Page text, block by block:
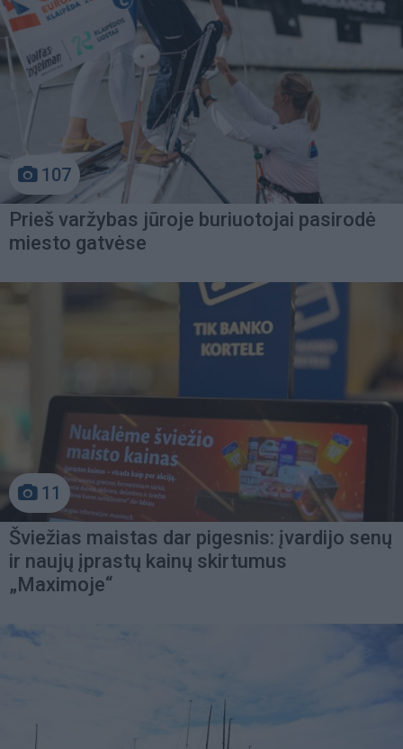
107
Prieš varžybas jūroje buriuotojai pasirodė
miesto gatvėse
11
Šviežias maistas dar pigesnis: įvardijo senų
ir naujų įprastų kainų skirtumus
„Maximoje“